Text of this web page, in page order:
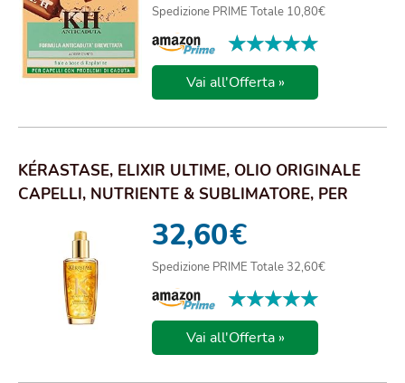
Spedizione PRIME Totale 10,80€
★★★★★
★★★★★
Vai all'Offerta »
KÉRASTASE, ELIXIR ULTIME, OLIO ORIGINALE
CAPELLI, NUTRIENTE & SUBLIMATORE, PER
32,60€
Spedizione PRIME Totale 32,60€
★★★★★
★★★★★
Vai all'Offerta »